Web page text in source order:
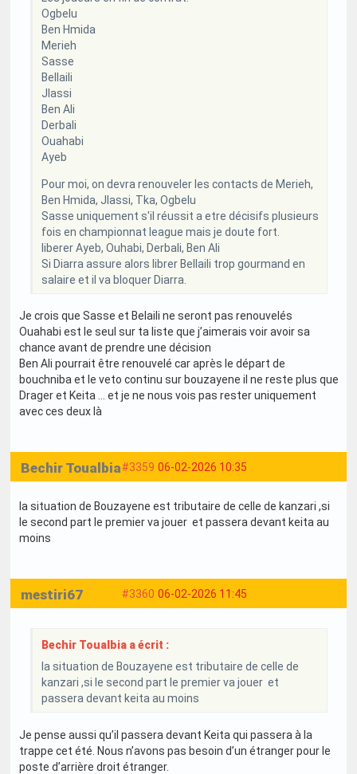
Ogbelu
Ben Hmida
Merieh
Sasse
Bellaili
Jlassi
Ben Ali
Derbali
Ouahabi
Ayeb
Pour moi, on devra renouveler les contacts de Merieh,
Ben Hmida, Jlassi, Tka, Ogbelu
Sasse uniquement s'il réussit a etre décisifs plusieurs
fois en championnat league mais je doute fort.
liberer Ayeb, Ouhabi, Derbali, Ben Ali
Si Diarra assure alors librer Bellaili trop gourmand en
salaire et il va bloquer Diarra.
Je crois que Sasse et Belaili ne seront pas renouvelés
Ouahabi est le seul sur ta liste que j’aimerais voir avoir sa
chance avant de prendre une décision
Ben Ali pourrait être renouvelé car après le départ de
bouchniba et le veto continu sur bouzayene il ne reste plus que
Drager et Keita … et je ne nous vois pas rester uniquement
avec ces deux là
#3359 06-02-2026 10:35
Bechir Toualbia
la situation de Bouzayene est tributaire de celle de kanzari ,si
le second part le premier va jouer et passera devant keita au
moins
#3360 06-02-2026 11:45
mestiri67
Bechir Toualbia a écrit :
la situation de Bouzayene est tributaire de celle de
kanzari ,si le second part le premier va jouer et
passera devant keita au moins
Je pense aussi qu’il passera devant Keita qui passera à la
trappe cet été. Nous n’avons pas besoin d’un étranger pour le
poste d’arrière droit étranger.